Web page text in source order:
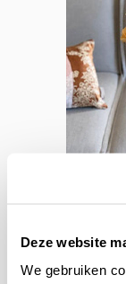
Deze website
We gebruiken